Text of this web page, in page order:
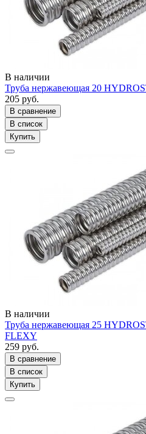
В наличии
Труба нержавеющая 20
205 руб.
В сравнение
В список
Купить
В наличии
Труба нержавеющая 25
FLEXY
259 руб.
В сравнение
В список
Купить